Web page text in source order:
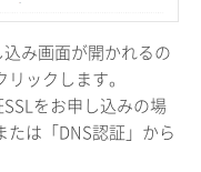
込み画面が開かれるの
ックします。
をお申し込みの場
は「DNS認証」から